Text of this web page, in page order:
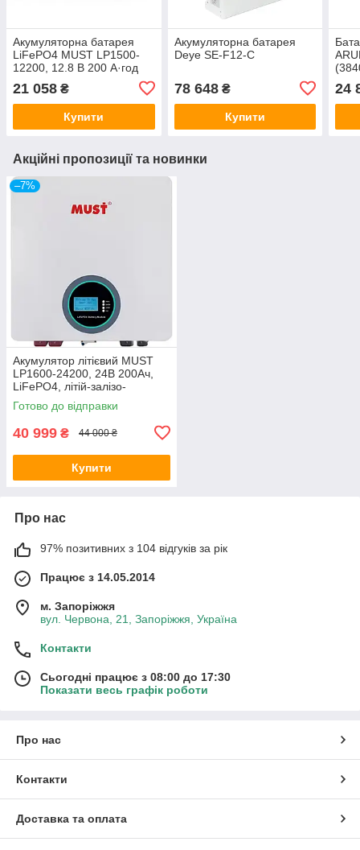
Акумуляторна батарея
LiFePO4 MUST LP1500-
12200, 12.8 В 200 А·год
21 058 ₴
Купити
Акумуляторна батарея
Deye SE-F12-C
78 648₴
Купити
24
Акційні пропозиції та новинки
–7%
Акумулятор літієвий MUST
LP1600-24200, 24В 200Ач,
LiFePO4, літій-залізо-
фосфатна АКБ
Готово до відправки
40 999 ₴ 44 000 ₴
Купити
Про нас
97% позитивних з 104 відгуків за рік
Працює з 14.05.2014
м. Запоріжжя
вул. Червона, 21, Запоріжжя, Україна
Контакти
Сьогодні працює з 08:00 до 17:30
Показати весь графік роботи
Про нас
Контакти
Доставка та оплата